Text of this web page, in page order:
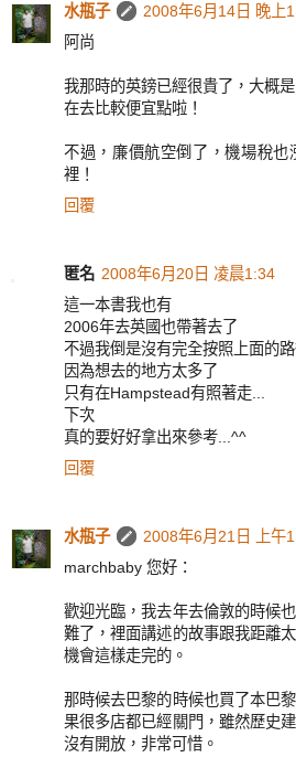
水瓶子
2008年6月14日 晚上
阿尚
我那時的英鎊已經很貴了，大概
在去比較便宜點啦！
不過，廉價航空倒了，機場稅
裡！
回覆
匿名 2008年6月20日 凌晨1:34
這一本書我也有
2006年去英國也帶著去了
不過我倒是沒有完全按照上面的
因為想去的地方太多了
只有在Hampstead有照著走...
下次
真的要好好拿出來參考...^^
回覆
水瓶子
2008年6月21日 上午
marchbaby 您好：
歡迎光臨，我去年去倫敦的時候
難了，裡面講述的故事跟我距離
機會這樣走完的。
那時候去巴黎的時候也買了本巴
果很多店都已經關門，雖然歷史
沒有開放，非常可惜。